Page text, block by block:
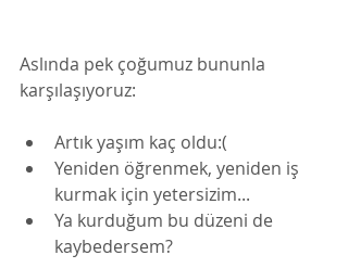
Aslında pek çoğumuz bununla
karşılaşıyoruz:
Artık yaşım kaç oldu:(
Yeniden öğrenmek, yeniden iş
kurmak için yetersizim...
Ya kurduğum bu düzeni de
kaybedersem?